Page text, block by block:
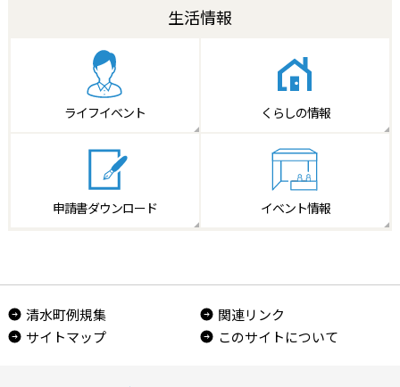
生活情報
ライフイベント くらしの情報
申請書ダウンロード イベント情報
清水町例規集
関連リンク
サイトマップ
このサイトについて